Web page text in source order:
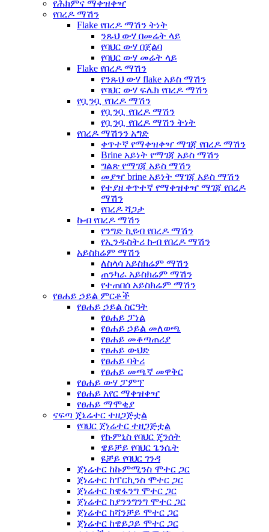
የሕክምና ማቀዝቀዣ
የበረዶ ማሽን
Flake የበረዶ ማሽን ትነት
ንጹህ ውሃ በመሬት ላይ
የባህር ውሃ በጀልባ
የባህር ውሃ መሬት ላይ
Flake የበረዶ ማሽን
የንጹህ ውሃ flake አይስ ማሽን
የባህር ውሃ ፍሌክ የበረዶ ማሽን
የቧንቧ የበረዶ ማሽን
የቧንቧ የበረዶ ማሽን
የቧንቧ የበረዶ ማሽን ትነት
የበረዶ ማሽንን አግድ
ቀጥተኛ የማቀዝቀዣ ማገጃ የበረዶ ማሽን
Brine አይነት የማገጃ አይስ ማሽን
ግልጽ የማገጃ አይስ ማሽን
መያዣ brine አይነት ማገጃ አይስ ማሽን
የተያዘ ቀጥተኛ የማቀዝቀዣ ማገጃ የበረዶ
ማሽን
የበረዶ ሻጋታ
ኩብ የበረዶ ማሽን
የንግድ ኪዩብ የበረዶ ማሽን
የኢንዱስትሪ ኩብ የበረዶ ማሽን
አይስክሬም ማሽን
ለስላሳ አይስክሬም ማሽን
ጠንካራ አይስክሬም ማሽን
የተጠበሰ አይስክሬም ማሽን
የፀሐይ ኃይል ምርቶች
የፀሐይ ኃይል ስርዓት
የፀሐይ ፓነል
የፀሐይ ኃይል መለወጫ
የፀሐይ መቆጣጠሪያ
የፀሐይ ውህድ
የፀሐይ ባትሪ
የፀሐይ መጫኛ መዋቅር
የፀሐይ ውሃ ፓምፕ
የፀሐይ አየር ማቀዝቀዣ
የፀሐይ ማሞቂያ
ናፍጣ ጄኔሬተር ተዘጋጅቷል
የባህር ጀነሬተር ተዘጋጅቷል
የኩምኒስ የባህር ጄንሰት
ዌይቻይ የባህር ጌንሴት
ዩቻይ የባህር ገንዳ
ጀነሬተር ከኩምሚንስ ሞተር ጋር
ጀነሬተር ከፐርኪንስ ሞተር ጋር
ጀነሬተር ከዌፋንግ ሞተር ጋር
ጀነሬተር ከያንንግንግ ሞተር ጋር
ጀነሬተር ከሻንቻይ ሞተር ጋር
ጀነሬተር ከዌይጋይ ሞተር ጋር